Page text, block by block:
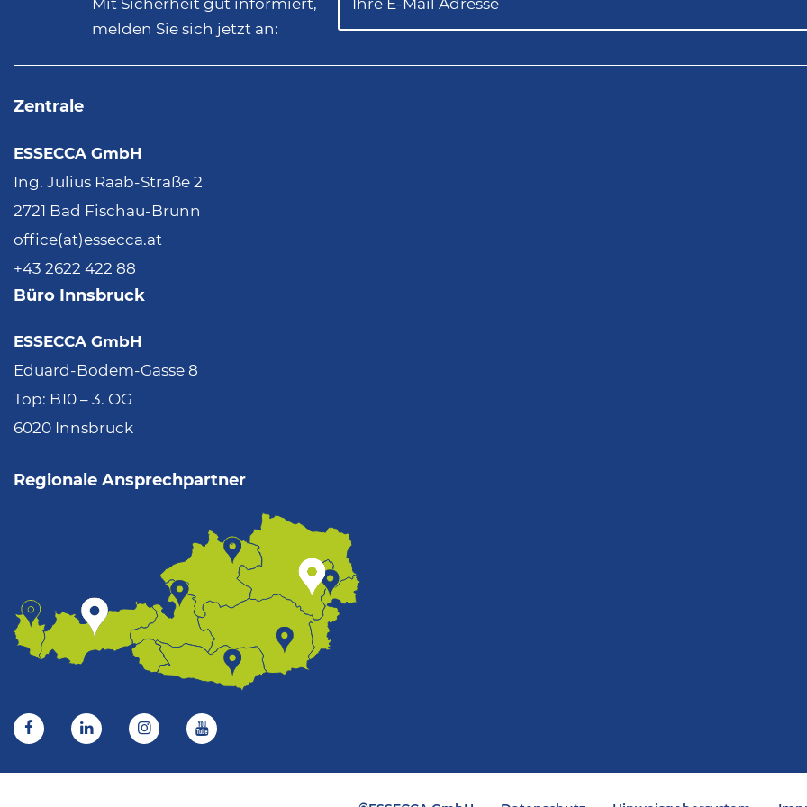
Mit Sicherheit gut informiert,
melden Sie sich jetzt an:
Zentrale
ESSECCA GmbH
Ing. Julius Raab-Straße 2
2721 Bad Fischau-Brunn
office(at)essecca.at
+43 2622 422 88
Büro Innsbruck
ESSECCA GmbH
Eduard-Bodem-Gasse 8
Top: B10 – 3. OG
6020 Innsbruck
Regionale Ansprechpartner